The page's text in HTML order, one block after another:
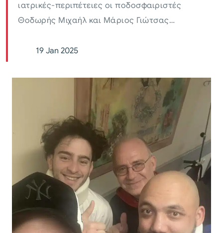
ιατρικές-περιπέτειες οι ποδοσφαιριστές
Θοδωρής Μιχαήλ και Μάριος Γιώτσας…
19 Jan 2025